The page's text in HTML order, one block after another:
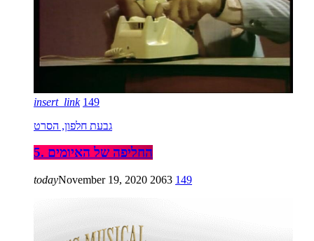
insert_link 149
גבעת חלפון, הסרט
5. החליפה של האיומים
todayNovember 19, 2020 2063 149